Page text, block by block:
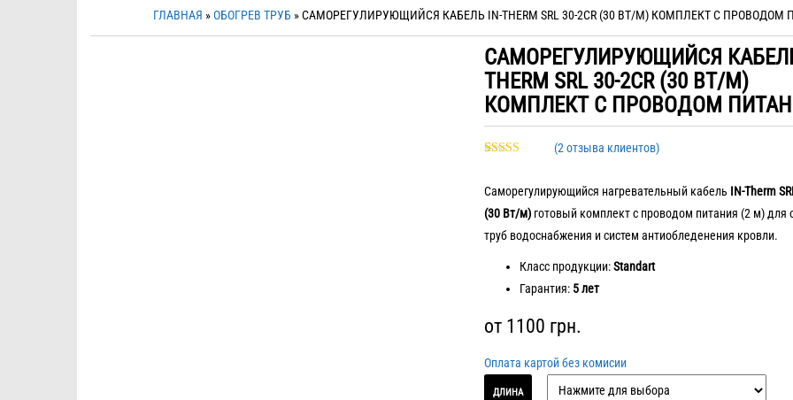
ГЛАВНАЯ »ОБОГРЕВ ТРУБ » САМОРЕГУЛИРУЮЩИЙСЯ КАБЕЛЬ IN-THERM SRL 30-2CR (30 ВТ/М) КОМПЛЕКТ С ПРОВОДОМ
САМОРЕГУЛИРУЮЩИЙСЯ
THERM SRL 30-2CR (30 ВТ/М)
КОМПЛЕКТ С ПРОВОДОМ
основе
пользователей
(2отзыва клиентов)
Саморегулирующийся нагревательный кабель IN-Therm
(30 Вт/м) готовый комплект с проводом питания (2 м) для
труб водоснабжения и систем антиобледенения кровли.
Класс продукции:Standart
Гарантия: 5 лет
от 1100 грн.
Оплата картой без комисии
ДЛИНА